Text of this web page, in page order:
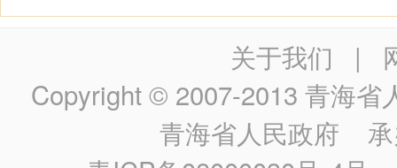
关于我们 |
Copyright © 2007-2013 青海省
青海省人民政府 承